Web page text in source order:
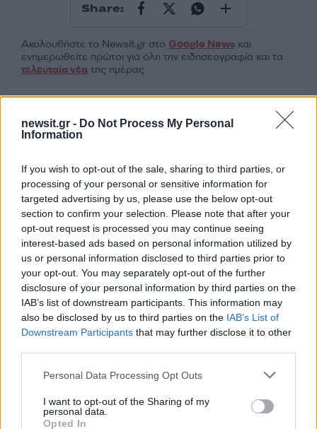
newsit.gr - Do Not Process My Personal
Information
If you wish to opt-out of the sale, sharing to third parties, or
processing of your personal or sensitive information for
targeted advertising by us, please use the below opt-out
section to confirm your selection. Please note that after your
opt-out request is processed you may continue seeing
interest-based ads based on personal information utilized by
us or personal information disclosed to third parties prior to
your opt-out. You may separately opt-out of the further
disclosure of your personal information by third parties on the
IAB’s list of downstream participants. This information may
also be disclosed by us to third parties on the IAB’s List of
Downstream Participants that may further disclose it to other
Please note that this website/app uses one or more Google
not limited to your visit or usage behaviour. You may click to
grant or deny consent to Google and its third-party tags to
Personal Data Processing Opt Outs
I want to opt-out of the Sharing of my
personal data.
Opted In
Share:
Ακολουθήστε το Νewsit.gr στο Google News και
ενημερωθείτε πρώτοι για όλη την ειδησεογραφία και τα
τελευταία νέα της ημέρας
Πιο δημοφιλή
1 Η Ελένη Φωτοπούλου ευχήθηκε για τη
γιορτή του Άκη Παυλόπουλου: «Δεκαπέντε
χρόνια μου διδάσκει υπομονή και αγάπη»
2Δολοφονία Βρετανίδας στην Κυψέλη: Οι
δύο καταθέσεις «κλειδί» της συζύγου του
26χρονου Αφγανού – Το στίγμα του
κινητού, η θεία από την Ινδία και τα
απειλητικά μηνύματα
3Αριστοτέλης Δαμίγος: Στο Αποτεφρωτήριο
Ριτσώνας το «ύστατο χαίρε» στον Έλληνα
σύνδεσμο του ελικοπτέρου που έπεσε στην
«Αφιέρωσε τη ζωή της στο να βοηθά
ανθρώπους που είχαν ανάγκη» - Η πρώτη
Λίζα που βρέθηκε νεκρή στην Κυψέλη